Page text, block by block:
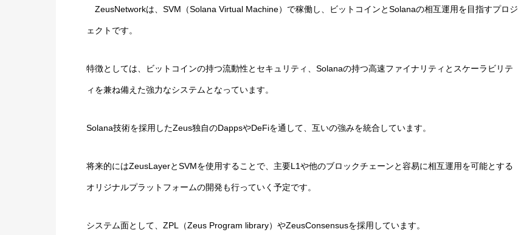
ZeusNetworkは、SVM（Solana Virtual Machine）で稼働し、ビットコインとSolanaの相互運用を目指すプロジ
ェクトです。
特徴としては、ビットコインの持つ流動性とセキュリティ、Solanaの持つ高速ファイナリティとスケーラビリテ
ィを兼ね備えた強力なシステムとなっています。
Solana技術を採用したZeus独自のDappsやDeFiを通して、互いの強みを統合しています。
将来的にはZeusLayerとSVMを使用することで、主要L1や他のブロックチェーンと容易に相互運用を可能とする
オリジナルプラットフォームの開発も行っていく予定です。
システム面として、ZPL（Zeus Program library）やZeusConsensusを採用しています。